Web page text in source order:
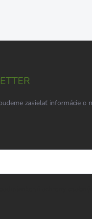
zasielať informácie o